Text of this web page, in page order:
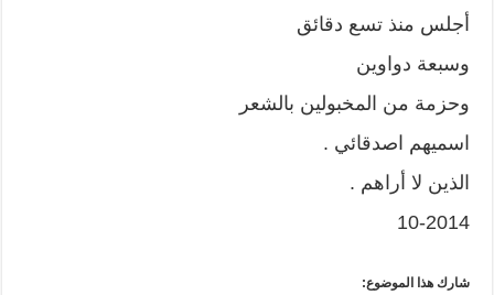
أجلس منذ تسع دقائق
وسبعة دواوين
وحزمة من المخبولين بالشعر
اسميهم اصدقائي .
الذين لا أراهم .
10-2014
شارك هذا الموضوع: